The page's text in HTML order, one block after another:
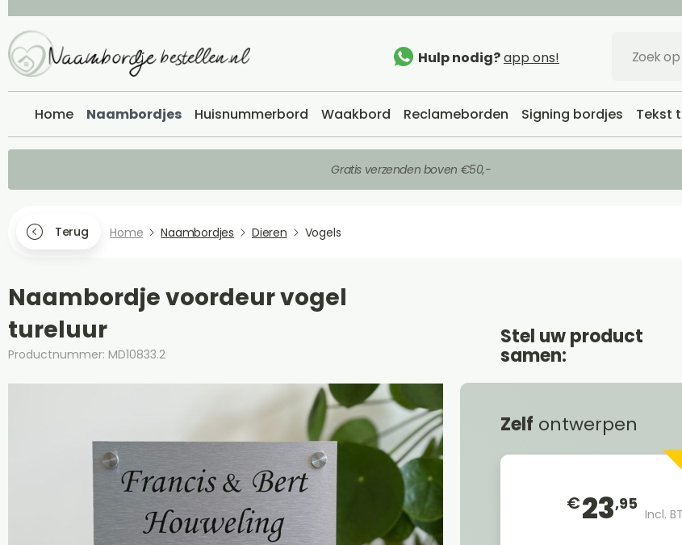
Hulp nodig?app ons!
Home Naambordjes Huisnummerbord Waakbord Reclameborden Signing bordjes Tekst
Gratis verzenden boven €50,-
Terug Home Naambordjes Dieren Vogels
Naambordje voordeur vogel
tureluur
Productnummer: MD10833.2
Stel uw product
samen:
Zelf ontwerpen
€23,95
Incl.